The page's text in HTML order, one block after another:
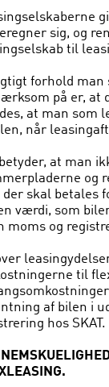
sig, og
til
forhold
på er, at
at man som
når
at man
og
der skal betales
værdi, som
moms og
til
af bilen i
hos SKAT.